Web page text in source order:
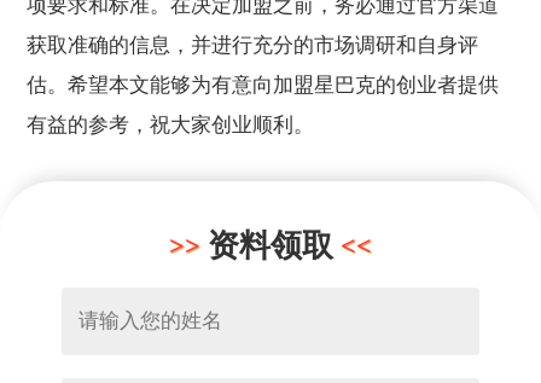
项要求和标准。在决定加盟之前，务必通过官方渠道
获取准确的信息，并进行充分的市场调研和自身评
估。希望本文能够为有意向加盟星巴克的创业者提供
有益的参考，祝大家创业顺利。
资料领取